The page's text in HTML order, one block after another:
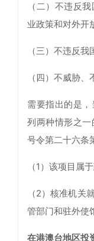
（二）不违反
业政策和对外开
（三）不违反
（四）不威胁
需要指出的是
列两种情形之一
号令第二十六条
（1）该项目属
（2）核准机关
管部门和驻外使
在港澳台地区投